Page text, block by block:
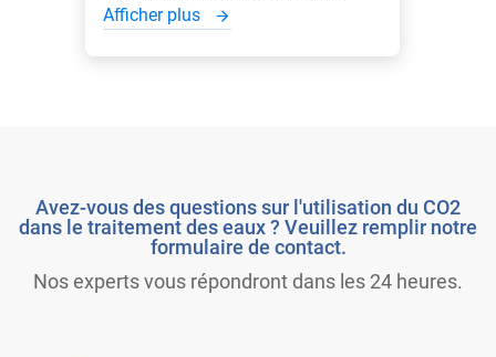
Afficher plus
Avez-vous des questions sur l'utilisation du CO2
dans le traitement des eaux ? Veuillez remplir notre
formulaire de contact.
Nos experts vous répondront dans les 24 heures.